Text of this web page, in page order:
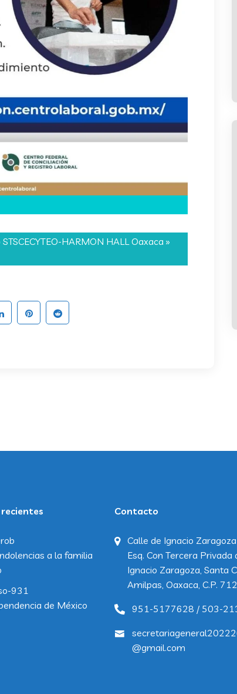
HARMON HALL Oaxaca »
Martín,
adelante,
con todo!
Olivia Vera Ortega
Como siempre el ingeniero Julio Martín,
con su experiencia nos saca adelante,
excelente ingeniero. ¡Vamos con todo!
a la familia
931
de México
Contacto
Calle de Ignacio Zaragoza
Esq. Con Tercera Privada
Ignacio Zaragoza, Santa
Amilpas, Oaxaca, C.P.
951-5177628 / 503-
@gmail.com